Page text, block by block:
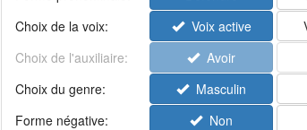
Choix de la voix:
Voix active
Choix de l'auxiliaire:
Avoir
Choix du genre:
Masculin
Forme négative:
Non